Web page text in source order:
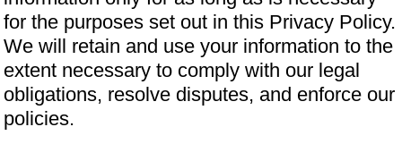
for the purposes set out in this Privacy Policy.
We will retain and use your information to the
extent necessary to comply with our legal
obligations, resolve disputes, and enforce our
policies.